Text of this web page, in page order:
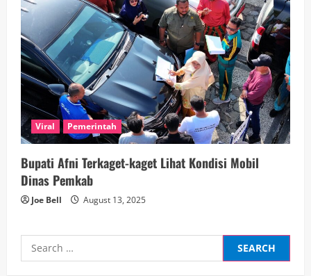
Viral Pemerintah
Bupati Afni Terkaget-kaget Lihat Kondisi Mobil
Dinas Pemkab
Joe Bell August 13, 2025
Search
for: